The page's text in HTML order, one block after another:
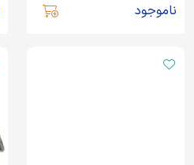
ناموجود